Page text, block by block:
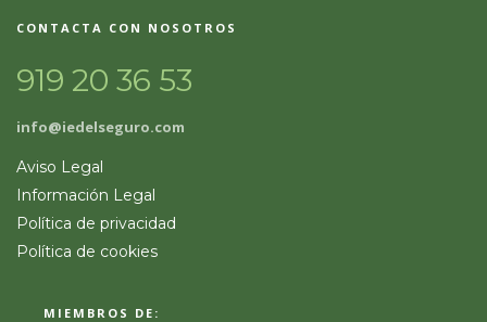
CONTACTA CON NOSOTROS
919 20 36 53
info@iedelseguro.com
Aviso Legal
Información Legal
Política de privacidad
Política de cookies
MIEMBROS DE: